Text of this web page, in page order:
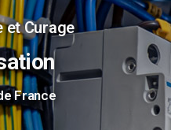
et Curage
France